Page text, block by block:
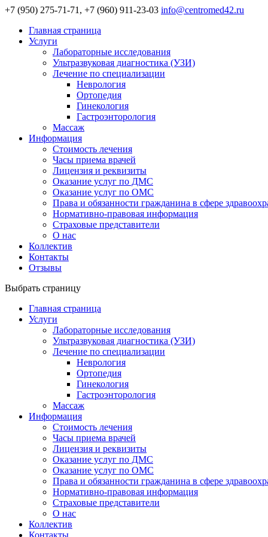
+7 (950) 275-71-71, +7 (960) 911-23-03 info@centromed42.ru
Главная страница
Услуги
Лабораторные исследования
Ультразвуковая диагностика (УЗИ)
Лечение по специализации
Неврология
Ортопедия
Гинекология
Гастроэнторология
Массаж
Информация
Стоимость лечения
Часы приема врачей
Лицензия и реквизиты
Оказание услуг по ДМС
Оказание услуг по ОМС
Права и обязанности гражданина в сфере
Нормативно-правовая информация
Страховые представители
О нас
Коллектив
Контакты
Отзывы
Выбрать страницу
Главная страница
Услуги
Лабораторные исследования
Ультразвуковая диагностика (УЗИ)
Лечение по специализации
Неврология
Ортопедия
Гинекология
Гастроэнторология
Массаж
Информация
Стоимость лечения
Часы приема врачей
Лицензия и реквизиты
Оказание услуг по ДМС
Оказание услуг по ОМС
Права и обязанности гражданина в сфере
Нормативно-правовая информация
Страховые представители
О нас
Коллектив
Контакты